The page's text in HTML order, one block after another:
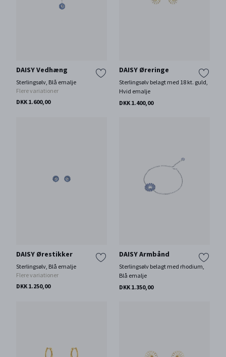
DAISY Vedhæng
Sterlingsølv, Blå emalje
Flere variationer
DKK 1.600,00
DAISY Øreringe
Sterlingsølv belagt med 18 kt. guld,
Hvid emalje
DKK 1.400,00
DAISY Ørestikker
Sterlingsølv, Blå emalje
Flere variationer
DKK 1.250,00
DAISY Armbånd
Sterlingsølv belagt med rhodium,
Blå emalje
DKK 1.350,00